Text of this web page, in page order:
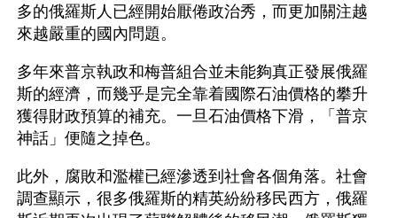
多的俄羅斯人已經開始厭倦政治秀，而更加關注越
來越嚴重的國內問題。
多年來普京執政和梅普組合並未能夠真正發展俄羅
斯的經濟，而幾乎是完全靠着國際石油價格的攀升
獲得財政預算的補充。一旦石油價格下滑，「普京
神話」便隨之掉色。
此外，腐敗和濫權已經滲透到社會各個角落。社會
調查顯示，很多俄羅斯的精英紛紛移民西方，俄羅